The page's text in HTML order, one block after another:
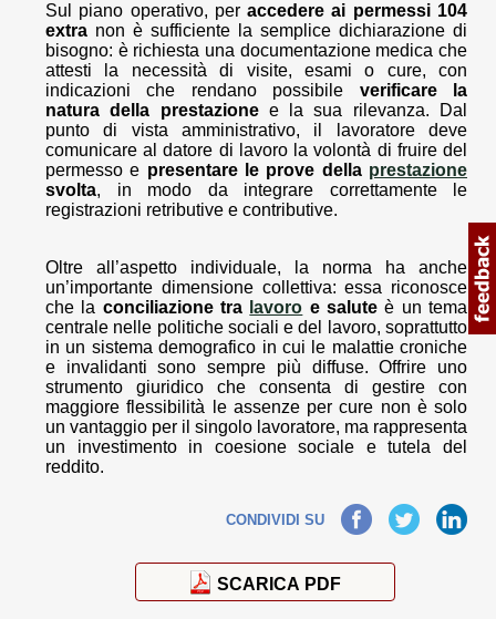
Sul piano operativo, peraccedere ai permessi 104
extra non è sufficiente la semplice dichiarazione di
bisogno: è richiesta una documentazione medica che
attesti la necessità di visite, esami o cure, con
indicazioni che rendano possibile verificare la
natura della prestazione e la sua rilevanza. Dal
punto di vista amministrativo, il lavoratore deve
comunicare al datore di lavoro la volontà di fruire del
permesso e presentare le prove della prestazione
svolta, in modo da integrare correttamente le
registrazioni retributive e contributive.
Oltre all’aspetto individuale, la norma ha anche
un’importante dimensione collettiva: essa riconosce
che la conciliazione tra lavoro e salute è un tema
centrale nelle politiche sociali e del lavoro, soprattutto
in un sistema demografico in cui le malattie croniche
e invalidanti sono sempre più diffuse. Offrire uno
strumento giuridico che consenta di gestire con
maggiore flessibilità le assenze per cure non è solo
un vantaggio per il singolo lavoratore, ma rappresenta
un investimento in coesione sociale e tutela del
reddito.
CONDIVIDI SUFacebook TwitterLinkedIn
SCARICA PDF